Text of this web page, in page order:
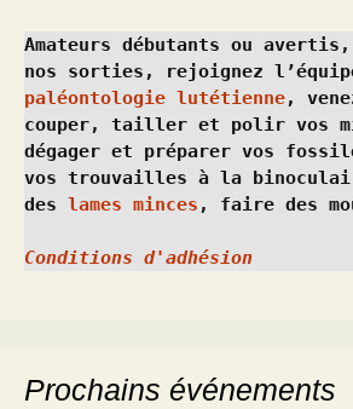
Amateurs débutants ou
paléontologie lutétienne,
couper, tailler et polir vos
dégager et préparer vos
vos trouvailles à la
des lames minces , faire des
Conditions d'adhésion
Prochains événements